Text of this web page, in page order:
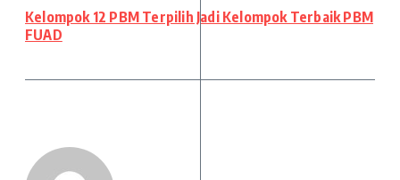
Kelompok 12 PBM Terpilih Jadi Kelompok Terbaik PBM
FUAD